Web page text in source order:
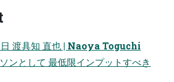
渡具知 直也 | Naoya Toguchi
ンとして 最低限インプットすべき